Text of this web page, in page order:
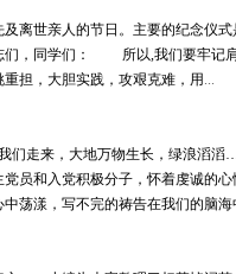
世亲人的节日。主要的纪念仪
学们： 所以,我们要牢记肩负的
担，大胆实践，攻艰克难，用 ...
来，大地万物生长，绿浪滔
员和入党积极分子，怀着虔诚的
漾，写不完的祷告在我们的脑海